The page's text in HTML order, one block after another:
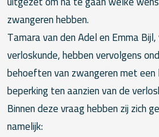
zwangeren hebben.
Tamara van den Adel en Emma
verloskunde, hebben vervolgens
behoeften van zwangeren met
beperking ten aanzien van de
Binnen deze vraag hebben zij zich
namelijk: